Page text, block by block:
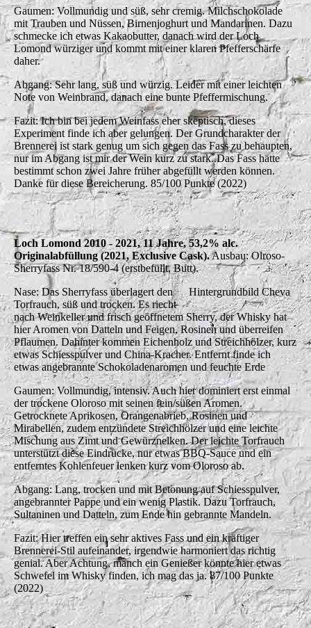
Gaumen: Vollmundig und süß, sehr cremig. Milchschokolade
mit Trauben und Nüssen, Birnenjoghurt und Mandarinen. Dazu
schmecke ich etwas Kakaobutter, danach wird der Loch
Lomond würziger und kommt mit einer klaren Pfefferschärfe
daher.
Abgang: Sehr lang, süß und würzig. Leider mit einer leichten
Note von Weinbrand, danach eine bunte Pfeffermischung.
Fazit: Ich bin bei jedem Weinfass eher skeptisch, dieses
Experiment finde ich aber gelungen. Der Grundcharakter der
Brennerei ist stark genug um sich gegen das Fass zu behaupten,
nur im Abgang ist mir der Wein kurz zu stark. Das Fass hätte
bestimmt schon zwei Jahre früher abgefüllt werden können.
Danke für diese Bereicherung. 85/100 Punkte (2022)
Loch Lomond 2010 - 2021, 11 Jahre, 53,2% alc.
Originalabfüllung (2021, Exclusive Cask).Ausbau: Olroso-
Sherryfass Nr. 18/590-4 (erstbefüllt, Butt).
Hintergrundbild Cheva
Nase: Das Sherryfass überlagert den
Torfrauch, süß und trocken. Es riecht
nach Weinkeller und frisch geöffnetem Sherry, der Whisky hat
hier Aromen von Datteln und Feigen, Rosinen und überreifen
Pflaumen. Dahinter kommen Eichenholz und Streichhölzer, kurz
etwas Schiesspulver und China-Kracher. Entfernt finde ich
etwas angebrannte Schokoladenaromen und feuchte Erde
Gaumen: Vollmundig, intensiv. Auch hier dominiert erst einmal
der trockene Oloroso mit seinen fein/süßen Aromen.
Getrocknete Aprikosen, Orangenabrieb, Rosinen und
Mirabellen, zudem entzündete Streichhölzer und eine leichte
Mischung aus Zimt und Gewürznelken. Der leichte Torfrauch
unterstützt diese Eindrücke, nur etwas BBQ-Sauce und ein
entferntes Kohlenfeuer lenken kurz vom Oloroso ab.
Abgang: Lang, trocken und mit Betonung auf Schiesspulver,
angebrannter Pappe und ein wenig Plastik. Dazu Torfrauch,
Sultaninen und Datteln, zum Ende hin gebrannte Mandeln.
Fazit: Hier treffen ein sehr aktives Fass und ein kräftiger
Brennerei-Stil aufeinander, irgendwie harmoniert das richtig
genial. Aber Achtung, manch ein Genießer könnte hier etwas
Schwefel im Whisky finden, ich mag das ja. 87/100 Punkte
(2022)